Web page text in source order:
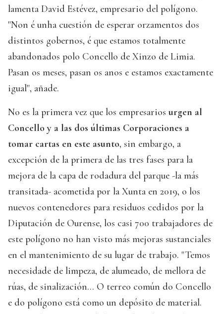
lamenta David Estévez, empresario del polígono.
"Non é unha cuestión de esperar orzamentos dos
distintos gobernos, é que estamos totalmente
abandonados polo Concello de Xinzo de Limia.
Pasan os meses, pasan os anos e estamos exactamente
igual", añade.
No es la primera vez que los empresarios urgen al
Concello y a las dos últimas Corporaciones a
tomar cartas en este asunto, sin embargo, a
excepción de la primera de las tres fases para la
mejora de la capa de rodadura del parque -la más
transitada- acometida por la Xunta en 2019, o los
nuevos contenedores para residuos cedidos por la
Diputación de Ourense, los casi 700 trabajadores de
este polígono no han visto más mejoras sustanciales
en el mantenimiento de su lugar de trabajo. "Temos
necesidade de limpeza, de alumeado, de mellora de
rúas, de sinalización... O terreo común do Concello
e do polígono está como un depósito de material.